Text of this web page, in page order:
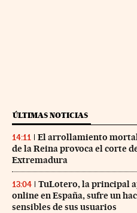
ÚLTIMAS NOTICIAS
14:11
El arrollamiento mortal
de la Reina provoca el corte
Extremadura
13:04
TuLotero, la principal
online en España, sufre un
sensibles de sus usuarios